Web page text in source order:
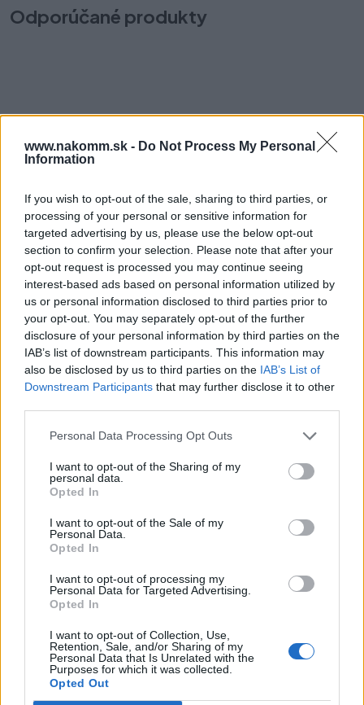
www.nakomm.sk - Do Not Process My Personal
Information
If you wish to opt-out of the sale, sharing to third parties, or
processing of your personal or sensitive information for
targeted advertising by us, please use the below opt-out
section to confirm your selection. Please note that after your
opt-out request is processed you may continue seeing
interest-based ads based on personal information utilized by
us or personal information disclosed to third parties prior to
your opt-out. You may separately opt-out of the further
disclosure of your personal information by third parties on the
IAB’s list of downstream participants. This information may
also be disclosed by us to third parties on the IAB’s List of
Downstream Participants that may further disclose it to other
Personal Data Processing Opt Outs
I want to opt-out of the Sharing of my
personal data.
Opted In
I want to opt-out of the Sale of my
Personal Data.
Opted In
I want to opt-out of processing my
Personal Data for Targeted Advertising.
Opted In
I want to opt-out of Collection, Use,
Retention, Sale, and/or Sharing of my
Personal Data that Is Unrelated with the
Purposes for which it was collected.
Opted Out
Odporúčané produkty
Konzola 150x200mm hnedá
Na sklade (7 ks)
0,80 €
Prečo si vybrať tento produkt?
Prevedenie: komaxit - biela Nosnosť: 50kg
Parametre
SKU: D-10774
Kategórie: Policové konzoly
Farba: Biela
Typ konzôl:
Pre tento produkt neboli pridané žiadne recenzie.
Pre pridanie recenzie sa musíte prihlásiť